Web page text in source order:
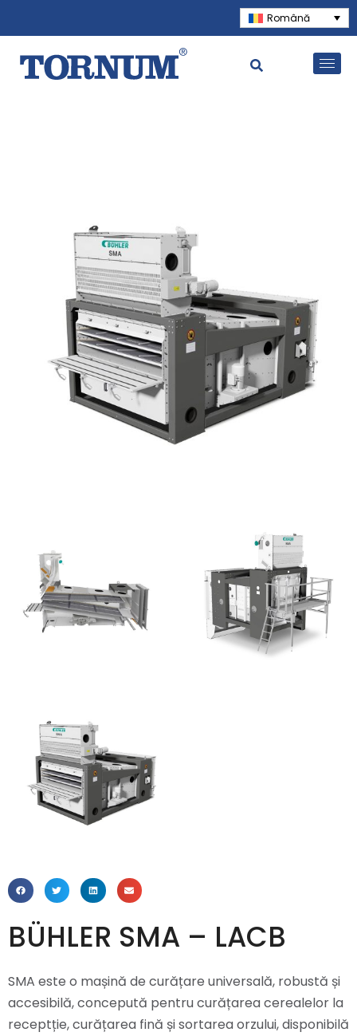
Română
BÜHLER SMA – LACB
SMA este o mașină de curățare universală, robustă și
accesibilă, concepută pentru curățarea cerealelor la
receptție, curățarea fină și sortarea orzului, disponibilă